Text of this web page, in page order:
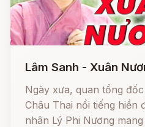
Lâm Sanh - Xuân
Ngày xưa, quan tổng
Châu Thai nổi tiếng hiền
nhân Lý Phi Nương